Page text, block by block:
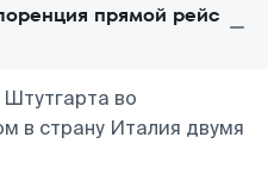
прямой рейс
во
в страну Италия двумя